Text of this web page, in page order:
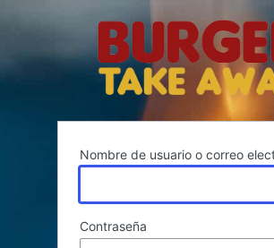
Nombre de usuario o correo
Contraseña